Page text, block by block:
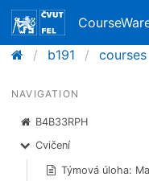
b191
courses
NAVIGATION
B4B33RPH
Cvičení
Týmová úloha: